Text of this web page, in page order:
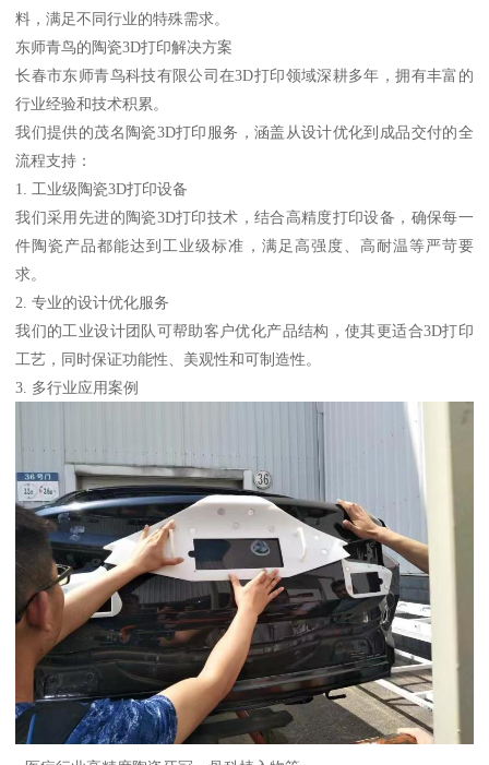
料，满足不同行业的特殊需求。
东师青鸟的陶瓷3D打印解决方案
长春市东师青鸟科技有限公司在3D打印领域深耕多年，拥有丰富的
行业经验和技术积累。
我们提供的茂名陶瓷3D打印服务，涵盖从设计优化到成品交付的全
流程支持：
1. 工业级陶瓷3D打印设备
我们采用先进的陶瓷3D打印技术，结合高精度打印设备，确保每一
件陶瓷产品都能达到工业级标准，满足高强度、高耐温等严苛要
求。
2. 专业的设计优化服务
我们的工业设计团队可帮助客户优化产品结构，使其更适合3D打印
工艺，同时保证功能性、美观性和可制造性。
3. 多行业应用案例